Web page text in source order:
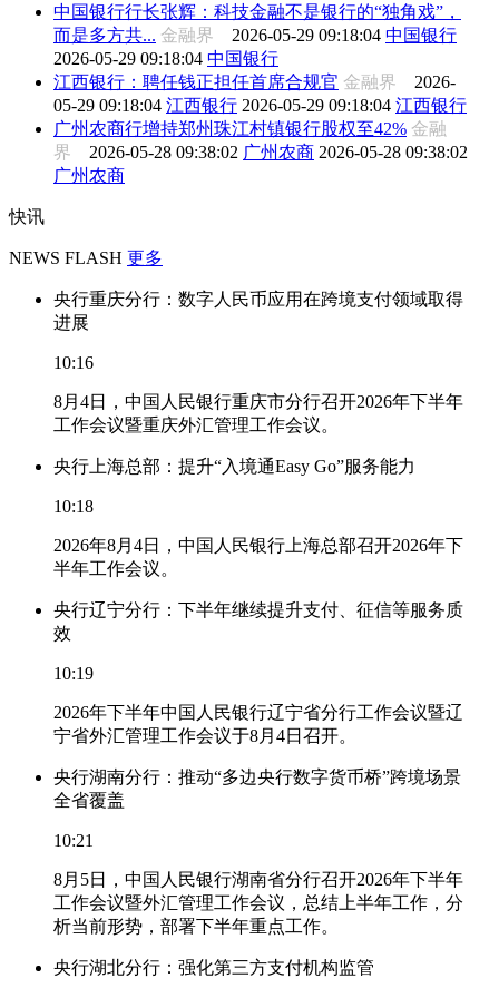
中国银行行长张辉：科技金融不是银行的“独角戏”，
而是多方共... 金融界 2026-05-29 09:18:04 中国银行
2026-05-29 09:18:04 中国银行
江西银行：聘任钱正担任首席合规官 金融界 2026-
05-29 09:18:04 江西银行 2026-05-29 09:18:04 江西银行
广州农商行增持郑州珠江村镇银行股权至42% 金融
界 2026-05-28 09:38:02 广州农商 2026-05-28 09:38:02
广州农商
快讯
NEWS FLASH 更多
央行重庆分行：数字人民币应用在跨境支付领域取得
进展
10:16
8月4日，中国人民银行重庆市分行召开2026年下半年
工作会议暨重庆外汇管理工作会议。
央行上海总部：提升“入境通Easy Go”服务能力
10:18
2026年8月4日，中国人民银行上海总部召开2026年下
半年工作会议。
央行辽宁分行：下半年继续提升支付、征信等服务质
效
10:19
2026年下半年中国人民银行辽宁省分行工作会议暨辽
宁省外汇管理工作会议于8月4日召开。
央行湖南分行：推动“多边央行数字货币桥”跨境场景
全省覆盖
10:21
8月5日，中国人民银行湖南省分行召开2026年下半年
工作会议暨外汇管理工作会议，总结上半年工作，分
析当前形势，部署下半年重点工作。
央行湖北分行：强化第三方支付机构监管